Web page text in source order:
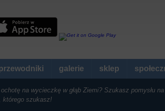
galerie sklep
na wycieczkę w głąb Ziemi? Szukasz pomysłu
którego szukasz!